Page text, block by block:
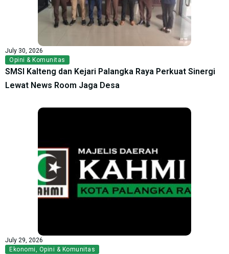
July 30, 2026
Opini & Komunitas
SMSI Kalteng dan Kejari Palangka Raya Perkuat Sinergi
Lewat News Room Jaga Desa
July 29, 2026
Ekonomi, Opini & Komunitas